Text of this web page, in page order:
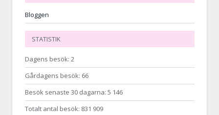
Bloggen
STATISTIK
Dagens besök: 2
Gårdagens besök: 66
Besök senaste 30 dagarna: 5 146
Totalt antal besök: 831 909